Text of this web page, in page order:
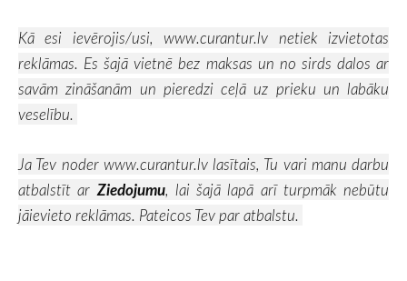
Kā esi ievērojis/usi, www.curantur.lv netiek izvietotas
reklāmas. Es šajā vietnē bez maksas un no sirds dalos ar
savām zināšanām un pieredzi ceļā uz prieku un labāku
veselību.
Ja Tev noder www.curantur.lvlasītais, Tu vari manu darbu
atbalstīt ar Ziedojumu, lai šajā lapā arī turpmāk nebūtu
jāievieto reklāmas. Pateicos Tev par atbalstu.